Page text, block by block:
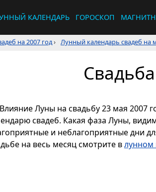
КАЛЕНДАРЬ ГОРОСКОП
на 2007 год› Лунный календарь свадеб на
Влияние Луны на свадьбу 23 мая 2007
свадеб. Какая фаза Луны,
и неблагоприятные дни
на весь месяц смотрите влунном